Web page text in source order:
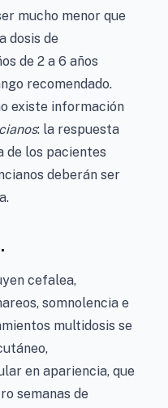
mucho menor que
dosis de
de 2 a 6 años
recomendado.
existe información
: la respuesta
de los pacientes
deberán ser
cefalea,
somnolencia e
multidosis se
en apariencia, que
semanas de